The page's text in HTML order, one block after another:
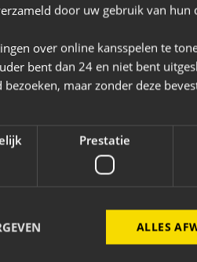
Bekijk de website
+31651786291
door uw gebruik van hun
over online kansspelen te
bent dan 24 en niet bent
maar zonder deze
Prestatie
ALLES